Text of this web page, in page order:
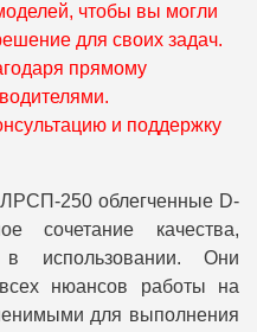
чтобы вы могли
для своих задач.
прямому
и поддержку
250 облегченные D-
качества,
использовании. Они
нюансов работы на
для выполнения